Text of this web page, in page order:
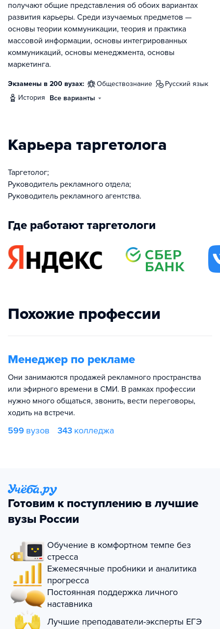
получают общие представления об обоих вариантах
развития карьеры. Среди изучаемых предметов —
основы теории коммуникации, теория и практика
массовой информации, основы интегрированных
коммуникаций, основы менеджмента, основы
маркетинга.
Экзамены в 200 вузах: обществознание
русский язык
история
Все варианты
Карьера таргетолога
Таргетолог;
Руководитель рекламного отдела;
Руководитель рекламного агентства.
Где работают таргетологи
Похожие профессии
Менеджер по рекламе
Они занимаются продажей рекламного пространства
или эфирного времени в СМИ. В рамках профессии
нужно много общаться, звонить, вести переговоры,
ходить на встречи.
599 вузов 343 колледжа
Готовим к поступлению в лучшие
вузы России
Обучение в комфортном темпе без
стресса
Ежемесячные пробники и аналитика
прогресса
Постоянная поддержка личного
наставника
Лучшие преподаватели-эксперты ЕГЭ